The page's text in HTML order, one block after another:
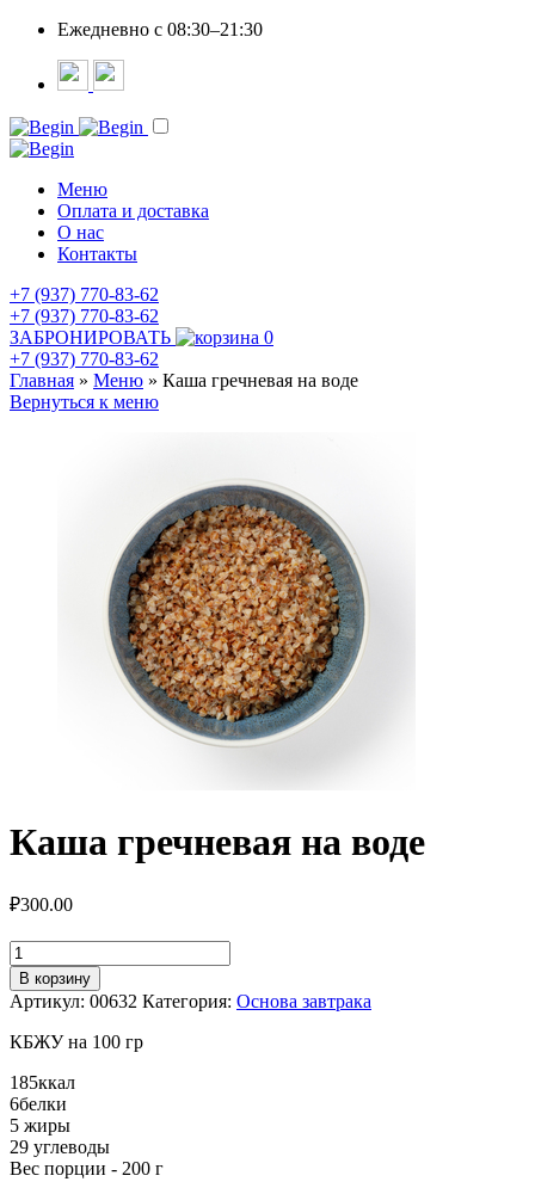
Ежедневно c 08:30–21:30
Меню
Оплата и доставка
О нас
Контакты
+7 (937) 770-83-62
+7 (937) 770-83-62
ЗАБРОНИРОВАТЬ
0
+7 (937) 770-83-62
Главная » Меню » Каша гречневая на воде
Вернуться к меню
Каша гречневая на воде
₽300.00
Количество
товара
Каша
гречневая
на
В корзину
Артикул: 00632 Категория: Основа завтрака
КБЖУ на 100 гр
185ккал
6белки
5 жиры
29 углеводы
Вес порции - 200 г